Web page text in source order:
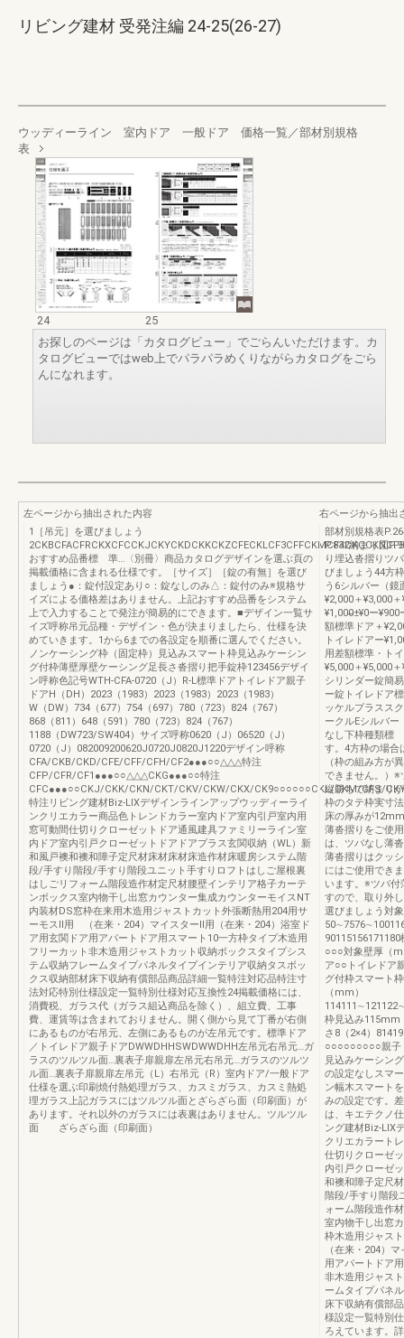
リビング建材 受発注編 24-25(26-27)
ウッディーライン 室内ドア 一般ドア 価格一覧／部材別規格
表
24
25
お探しのページは「カタログビュー」でごらんいただけます。カ
タログビューではweb上でパラパラめくりながらカタログをごら
んになれます。
左ページから抽出された内容
1［吊元］を選びましょう
おすすめ品番標 準…〈別冊〉商品カタログデザインを選ぶ頁の
掲載価格に含まれる仕様です。［サイズ］［錠の有無］を選び
ましょう●：錠付設定あり○：錠なしのみ△：錠付のみ※規格サ
イズによる価格差はありません。上記おすすめ品番をシステム
上で入力することで発注が簡易的にできます。■デザイン一覧サ
イズ呼称吊元品種・デザイン・色が決まりましたら、仕様を決
めていきます。1から6までの各設定を順番に選んでください。
ノンケーシング枠（固定枠）見込みスマート枠見込みケーシン
グ付枠薄壁厚壁ケーシング足長さ沓摺り把手錠枠123456デザイ
ン呼称色記号WTH-CFA-0720（J）R-L標準ドアトイレドア親子
ドアH（DH）2023（1983）2023（1983）2023（1983）
W（DW）734（677）754（697）780（723）824（767）
868（811）648（591）780（723）824（767）
1188（DW723/SW404）サイズ呼称0620（J）06520（J）
0720（J）082009200620J0720J0820J1220デザイン呼称
CFA/CKB/CKD/CFE/CFF/CFH/CF2●●●○○△△△特注
CFP/CFR/CF1●●●○○△△△CKG●●●○○特注
CFC●●●○○CKJ/CKK/CKN/CKT/CKV/CKW/CKX/CK9○○○○○○CKL/CKM/CFS/
特注リビング建材Biz-LIXデザインラインアップウッディーライ
ンクリエカラー商品色トレンドカラー室内ドア室内引戸室内用
窓可動間仕切りクローゼットドア通風建具ファミリーライン室
内ドア室内引戸クローゼットドアドアプラス玄関収納（WL）新
和風戸襖和襖和障子定尺材床材床材床造作材床暖房システム階
段/手すり階段/手すり階段ユニット手すりロフトはしご屋根裏
はしごリフォーム階段造作材定尺材腰壁インテリア格子カーテ
ンボックス室内物干し出窓カウンター集成カウンターモイスNT
内装材DS窓枠在来用木造用ジャストカット外張断熱用204用サ
ーモスⅡ用 （在来・204）マイスターⅡ用（在来・204）浴室ド
ア用玄関ドア用アパートドア用スマート10一方枠タイプ木造用
フリーカット非木造用ジャストカット収納ボックスタイプシス
テム収納フレームタイプパネルタイプインテリア収納タスボッ
クス収納部材床下収納有償部品商品詳細一覧特注対応品特注寸
法対応特別仕様設定一覧特別仕様対応互換性24掲載価格には、
消費税、ガラス代（ガラス組込商品を除く）、組立費、工事
費、運賃等は含まれておりません。開く側から見て丁番が右側
にあるものが右吊元、左側にあるものが左吊元です。標準ドア
／トイレドア親子ドアDWWDHHSWDWWDHH左吊元右吊元…ガ
ラスのツルツル面…裏表子扉親扉左吊元右吊元…ガラスのツルツ
ル面…裏表子扉親扉左吊元（L）右吊元（R）室内ドア/一般ドア
仕様を選ぶ印刷焼付熱処理ガラス、カスミガラス、カスミ熱処
理ガラス上記ガラスにはツルツル面とざらざら面（印刷面）が
あります。それ以外のガラスには表裏はありません。ツルツル
面 ざらざら面（印刷面）
右ページから抽出
部材別規格表
P.832納まり図
り埋込沓摺りツ
びましょう44方
う6シルバー（
¥2,000＋¥3,000
¥1,000̶±¥0ー¥900
額標準ドア＋
トイレドアー
用差額標準・ト
¥5,000＋¥5,000
シリンダー錠簡
ー錠トイレドア
ッケルプラスス
ークルEシルバ
なし下枠種類標
す。4方枠の場合
（枠の組み方が
できません。）※
縦勝ちで納まり
枠のタテ枠実寸
床の厚みが
薄沓摺りをご使
は、ツバなし薄
薄沓摺りはクッ
にはご使用でき
います。※ツバ付
すので、取り外
選びましょう対
○○○対象壁厚（
ア○○トイレドア
グ付枠スマート
（mm）
枠見込み115mm
さ8（2×4）
○○○○○○○○○親子
見込みケーシン
の設定なしスマ
ン幅木スマート
みの設定です。
は、キエテクノ
ング建材Biz-LIX
クリエカラート
仕切りクローゼ
内引戸クローゼ
和襖和障子定尺
階段/手すり階段
ォーム階段造作
室内物干し出窓
枠木造用ジャス
（在来・204）
用アパートドア
非木造用ジャス
ームタイプパネ
床下収納有償部
様設定一覧特別
ろえています。